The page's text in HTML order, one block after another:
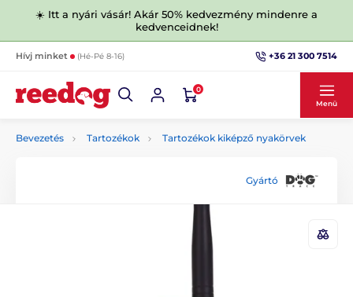
☀️ Itt a nyári vásár! Akár 50% kedvezmény mindenre a
kedvenceidnek!
Hívj minket (Hé-Pé 8-16) +36 21 300 7514
0
Menü
Bevezetés Tartozékok Tartozékok kiképző nyakörvek
Gyártó